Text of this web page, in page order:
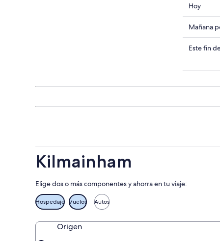
Consultar
precios
en
para
7
-
ago
Hoy
precios
en
para
por
noche,
Mañana
en
para
fin
Este fin
Kilmainham
Elige dos o más componentes y ahorra en tu viaje:
Hospedaje Vuelos Autos
Origen